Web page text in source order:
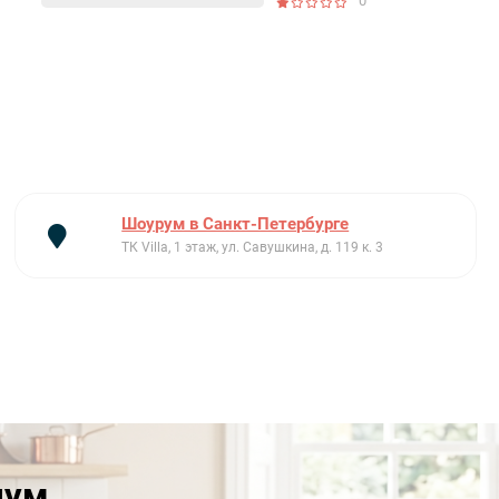
Шоурум в Санкт-Петербурге
ТК Villa, 1 этаж, ул. Савушкина, д. 119 к. 3